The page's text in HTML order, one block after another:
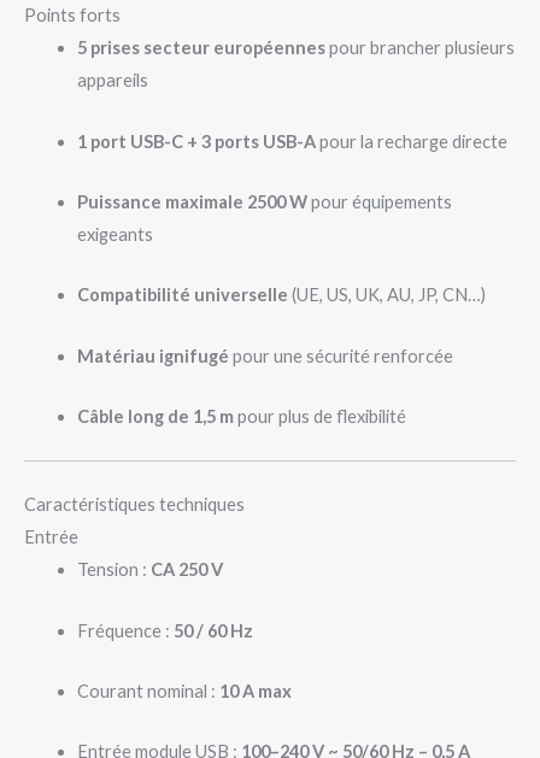
Points forts
5 prises secteur européennespour brancher plusieurs
appareils
1 port USB-C + 3 ports USB-Apour la recharge directe
Puissance maximale 2500 Wpour équipements
exigeants
Compatibilité universelle (UE, US, UK, AU, JP, CN…)
Matériau ignifugé pour une sécurité renforcée
Câble long de 1,5 m pour plus de flexibilité
Caractéristiques techniques
Entrée
Tension : CA 250 V
Fréquence : 50 / 60 Hz
Courant nominal : 10 A max
Entrée module USB : 100–240 V ~ 50/60 Hz – 0,5 A